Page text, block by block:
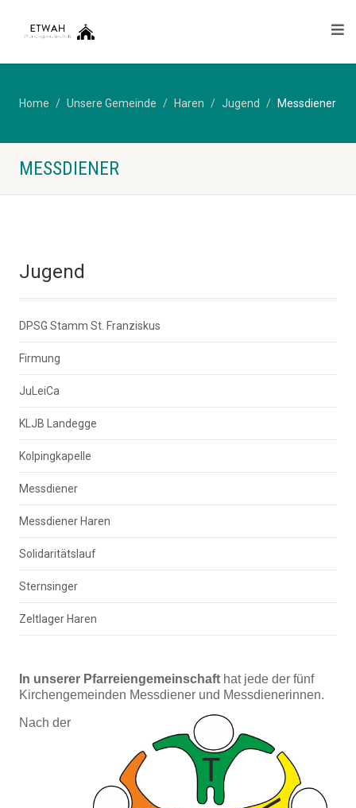
Home Unsere Gemeinde Haren Jugend Messdiener
MESSDIENER
Jugend
DPSG Stamm St. Franziskus
Firmung
JuLeiCa
KLJB Landegge
Kolpingkapelle
Messdiener
Messdiener Haren
Solidaritätslauf
Sternsinger
Zeltlager Haren
In unserer Pfarreiengemeinschaft hat jede der fünf
Kirchengemeinden Messdiener und Messdienerinnen.
Nach der